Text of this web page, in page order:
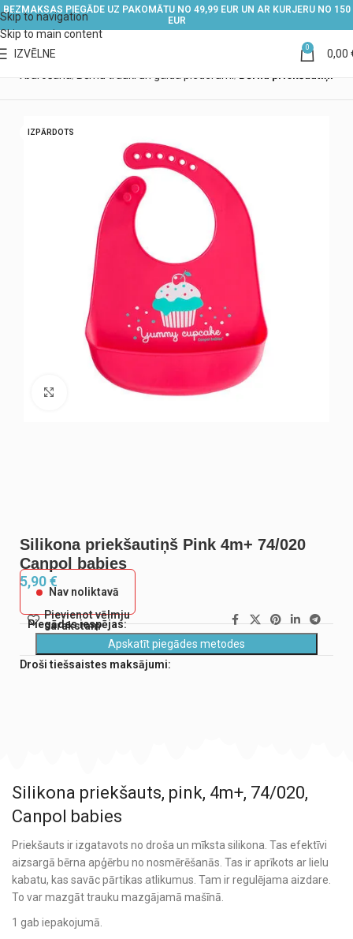
Skip to navigation
Skip to main content
BEZMAKSAS PIEGĀDE UZ PAKOMĀTU NO 49,99 EUR UN AR KURJERU NO 150
EUR
IZVĒLNE 0 0,00
IZPĀRDOTS
Noklikšķiniet, lai palielinātu
Silikona priekšautiņš Pink 4m+ 74/020
Canpol babies
5,90€
Nav noliktavā
Pievienot vēlmju
sarakstam
Piegādes iespējas:
Apskatīt piegādes metodes
Droši tiešsaistes maksājumi:
Silikona priekšauts, pink, 4m+, 74/020,
Canpol babies
Priekšauts ir izgatavots no droša un mīksta silikona. Tas efektīvi
aizsargā bērna apģērbu no nosmērēšanās. Tas ir aprīkots ar lielu
kabatu, kas savāc pārtikas atlikumus. Tam ir regulējama aizdare.
To var mazgāt trauku mazgājamā mašīnā.
1 gab iepakojumā.